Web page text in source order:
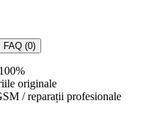
FAQ (0)
originale
/ reparații profesionale